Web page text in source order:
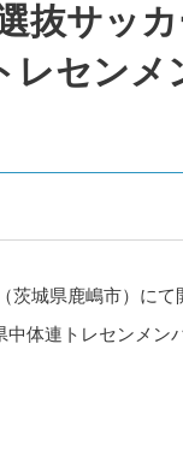
抜サッカ
レセンメ
（茨城県鹿嶋市）にて
中体連トレセンメン